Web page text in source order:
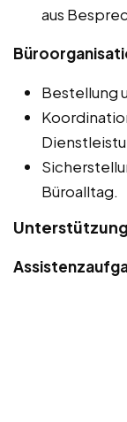
aus
Bestellung
Büroalltag.